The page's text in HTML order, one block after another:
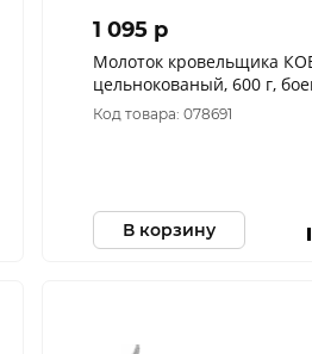
1 095 p
Молоток кровельщика
цельнокованый, 600 г,
магнитом,
рукоятка 240-898
Код товара: 078691
В корзину